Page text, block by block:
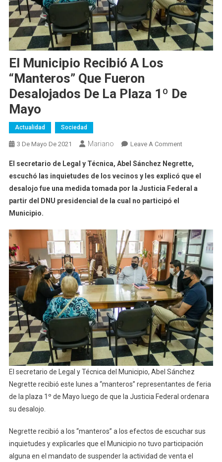
El Municipio Recibió A Los
“manteros” Que Fueron
Desalojados De La Plaza 1º De
Mayo
Actualidad Sociedad
3 De Mayo De 2021 Mariano Leave A CommentOn
Municipio
Recibió
A
Fueron
Desalojados
De
La
Plaza
1º
De
Mayo
El secretario de Legal y Técnica, Abel Sánchez Negrette,
escuchó las inquietudes de los vecinos y les explicó que el
desalojo fue una medida tomada por la Justicia Federal a
partir del DNU presidencial de la cual no participó el
Municipio.
El secretario de Legal y Técnica del Municipio, Abel Sánchez
Negrette recibió este lunes a “manteros” representantes de feria
de la plaza 1º de Mayo luego de que la Justicia Federal ordenara
su desalojo.
Negrette recibió a los “manteros” a los efectos de escuchar sus
inquietudes y explicarles que el Municipio no tuvo participación
alguna en el mandato de suspender la actividad de venta el